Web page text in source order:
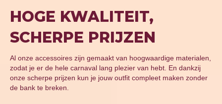
HOGE KWALITEIT,
SCHERPE PRIJZEN
Al onze accessoires zijn gemaakt van hoogwaardige materialen,
zodat je er de hele carnaval lang plezier van hebt. En dankzij
onze scherpe prijzen kun je jouw outfit compleet maken zonder
de bank te breken.